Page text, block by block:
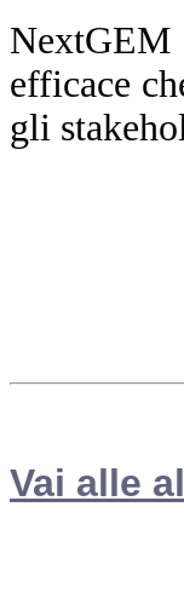
efficace
gli
Vai alle